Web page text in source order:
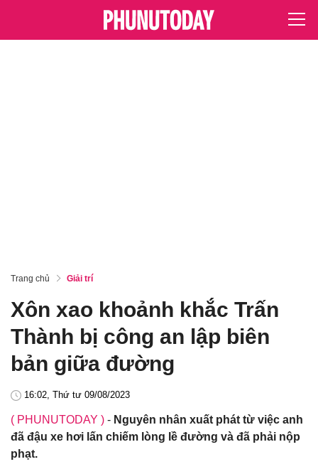
Trang chủ Giải trí
Xôn xao khoảnh khắc Trấn
Thành bị công an lập biên
bản giữa đường
16:02, Thứ tư 09/08/2023
( PHUNUTODAY ) - Nguyên nhân xuất phát từ việc anh
đã đậu xe hơi lấn chiếm lòng lề đường và đã phải nộp
phạt.